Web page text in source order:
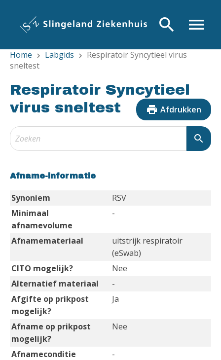
inhoud
gaan
menu
search
Home chevron_right Labgids chevron_right
Respiratoir Syncytieel virus
sneltest
Respiratoir Syncytieel
virus sneltest
print Afdrukken
search
Afname-informatie
Synoniem
RSV
Minimaal
afnamevolume
-
Afnamemateriaal
uitstrijk respiratoir
(eSwab)
CITO mogelijk?
Nee
Alternatief materiaal
-
Afgifte op prikpost
mogelijk?
Ja
Afname op prikpost
mogelijk?
Nee
Afnameconditie -